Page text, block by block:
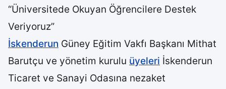
“Üniversitede Okuyan Öğrencilere Destek
Veriyoruz”
İskenderun Güney Eğitim Vakfı Başkanı Mithat
Barutçu ve yönetim kurulu üyeleri İskenderun
Ticaret ve Sanayi Odasına nezaket